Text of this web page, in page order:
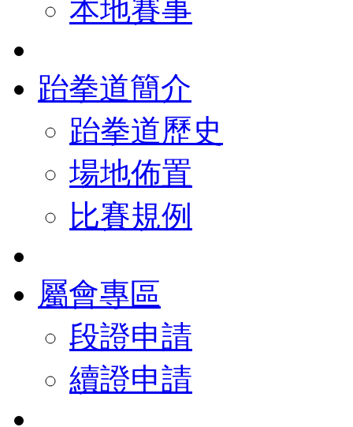
本地賽事
跆拳道簡介
跆拳道歷史
場地佈置
比賽規例
屬會專區
段證申請
續證申請